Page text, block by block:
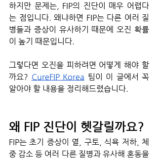
하지만 문제는, FIP의 진단이 매우 어렵다
는 점입니다. 왜냐하면 FIP는 다른 여러 질
병들과 증상이 유사하기 때문에 오진 확률
이 높기 때문입니다.
그렇다면 오진을 피하려면 어떻게 해야 할
까요? CureFIP Korea 팀이 이 글에서 꼭
알아야 할 내용을 정리해드렸습니다.
왜 FIP 진단이 헷갈릴까요?
FIP는 초기 증상이 열, 구토, 식욕 저하, 체
중 감소 등 여러 다른 질병과 유사해 혼동을